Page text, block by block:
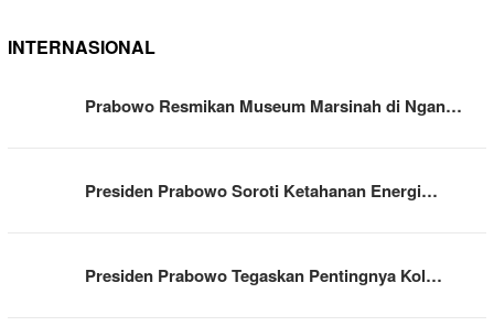
INTERNASIONAL
Prabowo Resmikan Museum Marsinah di Ngan…
Presiden Prabowo Soroti Ketahanan Energi…
Presiden Prabowo Tegaskan Pentingnya Kol…